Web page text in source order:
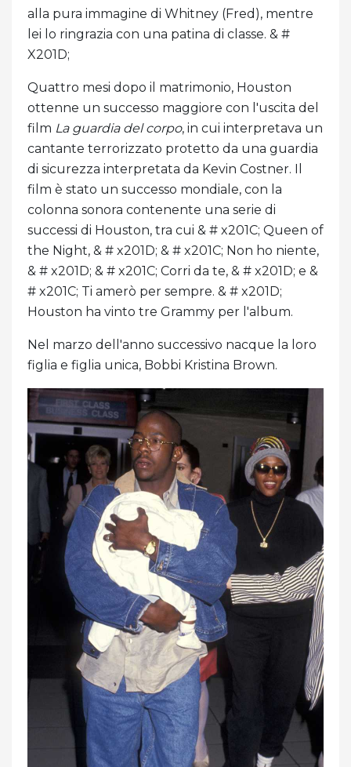
alla pura immagine di Whitney (Fred), mentre
lei lo ringrazia con una patina di classe. & #
X201D;
Quattro mesi dopo il matrimonio, Houston
ottenne un successo maggiore con l'uscita del
film La guardia del corpo, in cui interpretava un
cantante terrorizzato protetto da una guardia
di sicurezza interpretata da Kevin Costner. Il
film è stato un successo mondiale, con la
colonna sonora contenente una serie di
successi di Houston, tra cui & # x201C; Queen of
the Night, & # x201D; & # x201C; Non ho niente,
& # x201D; & # x201C; Corri da te, & # x201D; e &
# x201C; Ti amerò per sempre. & # x201D;
Houston ha vinto tre Grammy per l'album.
Nel marzo dell'anno successivo nacque la loro
figlia e figlia unica, Bobbi Kristina Brown.